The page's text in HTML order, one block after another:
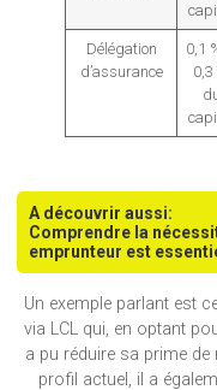
Délégation
d’assurance
0,1
0,3
A découvrir aussi:
Comprendre la
emprunteur est
Un exemple parlant est
via LCL qui, en optant
a pu réduire sa prime
profil actuel, il a